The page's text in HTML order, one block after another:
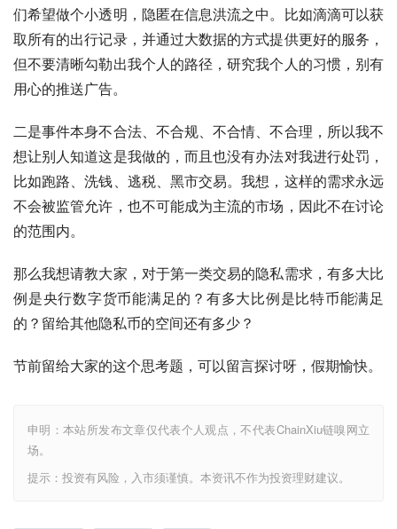
们希望做个小透明，隐匿在信息洪流之中。比如滴滴可以获
取所有的出行记录，并通过大数据的方式提供更好的服务，
但不要清晰勾勒出我个人的路径，研究我个人的习惯，别有
用心的推送广告。
二是事件本身不合法、不合规、不合情、不合理，所以我不
想让别人知道这是我做的，而且也没有办法对我进行处罚，
比如跑路、洗钱、逃税、黑市交易。我想，这样的需求永远
不会被监管允许，也不可能成为主流的市场，因此不在讨论
的范围内。
那么我想请教大家，对于第一类交易的隐私需求，有多大比
例是央行数字货币能满足的？有多大比例是比特币能满足
的？留给其他隐私币的空间还有多少？
节前留给大家的这个思考题，可以留言探讨呀，假期愉快。
申明：本站所发布文章仅代表个人观点，不代表ChainXiu链嗅网立
场。
提示：投资有风险，入市须谨慎。本资讯不作为投资理财建议。